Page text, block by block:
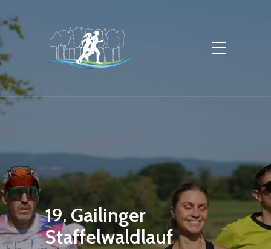
19. Gailinger
Staffelwaldlauf